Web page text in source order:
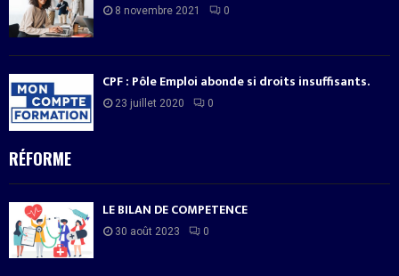
8 novembre 2021 0
CPF : Pôle Emploi abonde si droits insuffisants.
23 juillet 2020 0
RÉFORME
LE BILAN DE COMPETENCE
30 août 2023 0